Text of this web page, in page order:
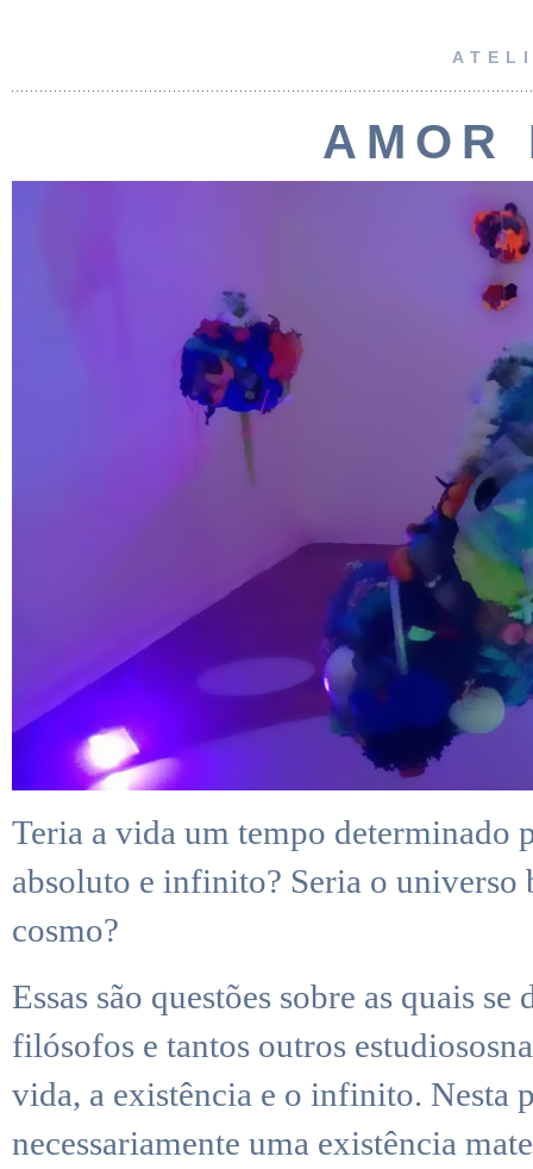
AMOR
Teria a vida um tempo
absoluto e infinito? Seria o
cosmo?
Essas são questões sobre as quais
filósofos e tantos outros
vida, a existência e o infinito. Nesta
necessariamente uma existência